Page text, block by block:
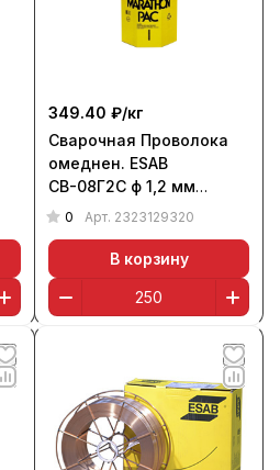
349.40 ₽/кг
Сварочная Проволока
омеднен. ESAB
СВ-08Г2С ф 1,2 мм
(бочка 250 кг)
0 Арт. 2323129320
В корзину